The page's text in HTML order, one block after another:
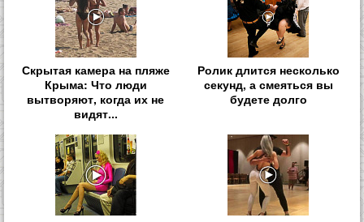
Скрытая камера на пляже
Крыма: Что люди
вытворяют, когда их не
видят...
Ролик длится несколько
секунд, а смеяться вы
будете долго